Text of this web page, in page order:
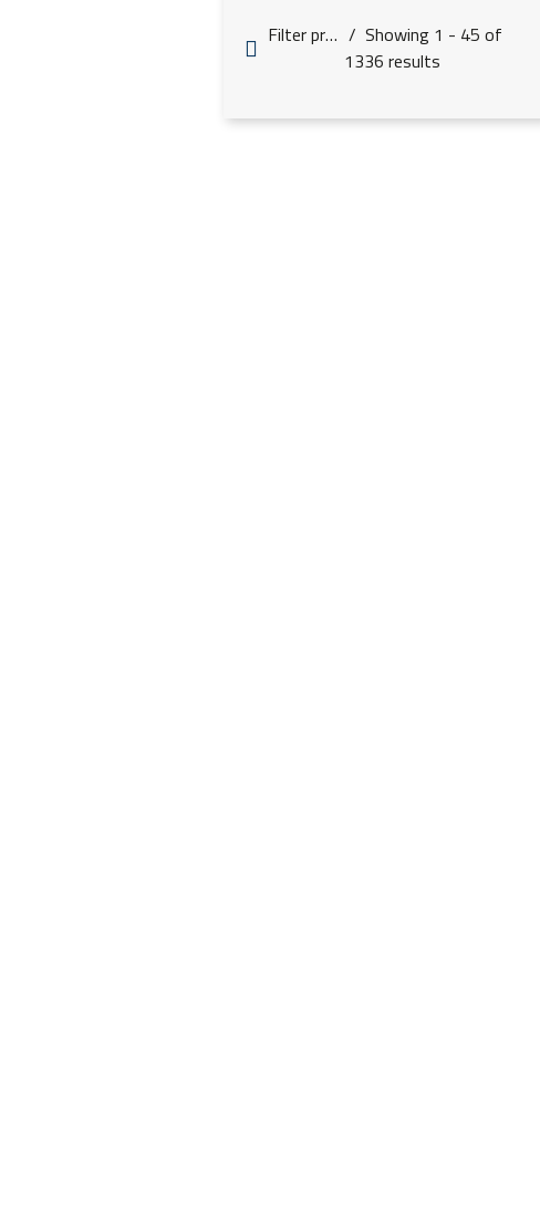
Filter products
Showing 1 - 45 of
1336 results